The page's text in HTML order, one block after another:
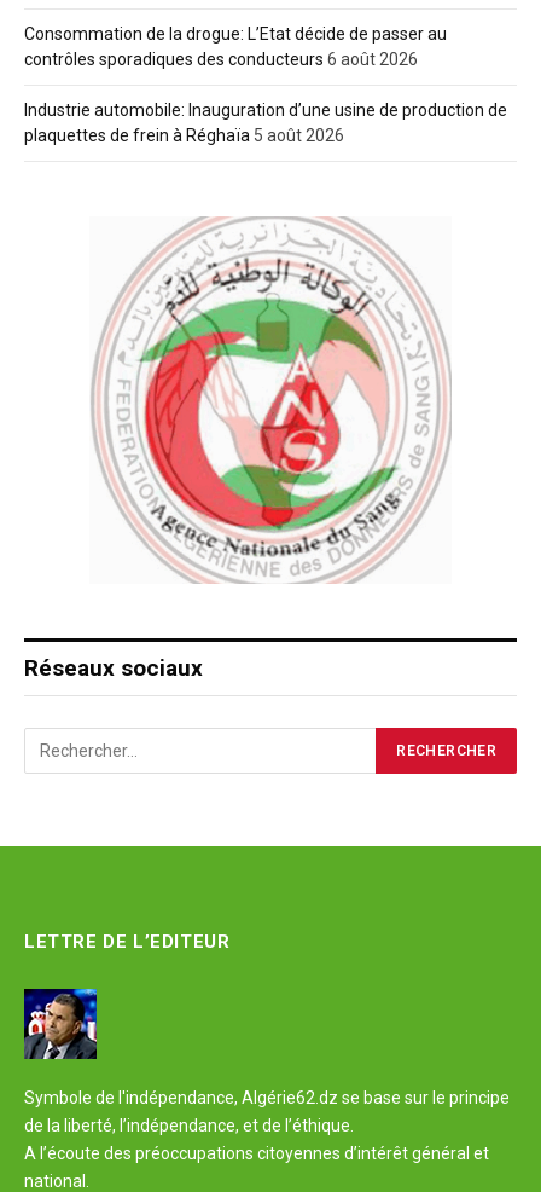
Consommation de la drogue: L’Etat décide de passer au
contrôles sporadiques des conducteurs 6 août 2026
Industrie automobile: Inauguration d’une usine de production de
plaquettes de frein à Réghaïa 5 août 2026
Réseaux sociaux
LETTRE DE L’EDITEUR
Symbole de l'indépendance, Algérie62.dz se base sur le principe
de la liberté, l’indépendance, et de l’éthique.
A l’écoute des préoccupations citoyennes d’intérêt général et
national.